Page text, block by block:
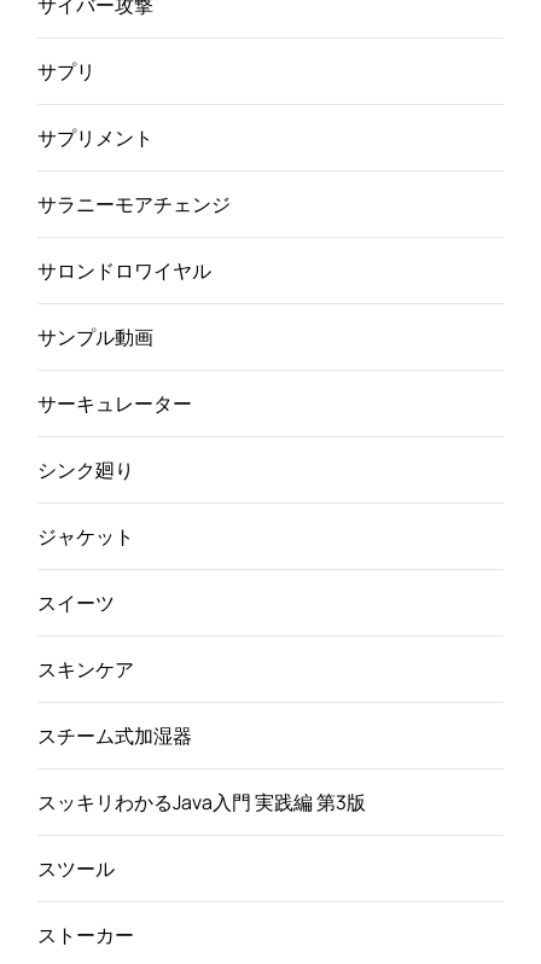
サプリ
サプリメント
サラニーモアチェンジ
サロンドロワイヤル
サンプル動画
サーキュレーター
シンク廻り
ジャケット
スイーツ
スキンケア
スチーム式加湿器
スッキリわかるJava入門 実践編 第3版
スツール
ストーカー